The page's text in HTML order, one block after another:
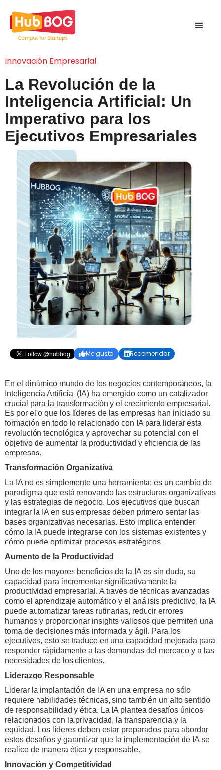
Innovación Empresarial
La Revolución de la
Inteligencia Artificial: Un
Imperativo para los
Ejecutivos Empresariales
Me gusta Recomendar
En el dinámico mundo de los negocios contemporáneos, la
Inteligencia Artificial (IA) ha emergido como un catalizador
crucial para la transformación y el crecimiento empresarial.
Es por ello que los líderes de las empresas han iniciado su
formación en todo lo relacionado con IA para liderar esta
revolución tecnológica y aprovechar su potencial con el
objetivo de aumentar la productividad y eficiencia de las
empresas.
Transformación Organizativa
La IA no es simplemente una herramienta; es un cambio de
paradigma que está renovando las estructuras organizativas
y las estrategias de negocio. Los ejecutivos que buscan
integrar la IA en sus empresas deben primero sentar las
bases organizativas necesarias. Esto implica entender
cómo la IA puede integrarse con los sistemas existentes y
cómo puede optimizar procesos estratégicos.
Aumento de la Productividad
Uno de los mayores beneficios de la IA es sin duda, su
capacidad para incrementar significativamente la
productividad empresarial. A través de técnicas avanzadas
como el aprendizaje automático y el análisis predictivo, la IA
puede automatizar tareas rutinarias, reducir errores
humanos y proporcionar insights valiosos que permiten una
toma de decisiones más informada y ágil. Para los
ejecutivos, esto se traduce en una capacidad mejorada para
responder rápidamente a las demandas del mercado y a las
necesidades de los clientes.
Liderazgo Responsable
Liderar la implantación de IA en una empresa no sólo
requiere habilidades técnicas, sino también un alto sentido
de responsabilidad y ética. La IA plantea desafíos únicos
relacionados con la privacidad, la transparencia y la
equidad. Los líderes deben estar preparados para abordar
estos desafíos y garantizar que la implementación de IA se
realice de manera ética y responsable.
Innovación y Competitividad